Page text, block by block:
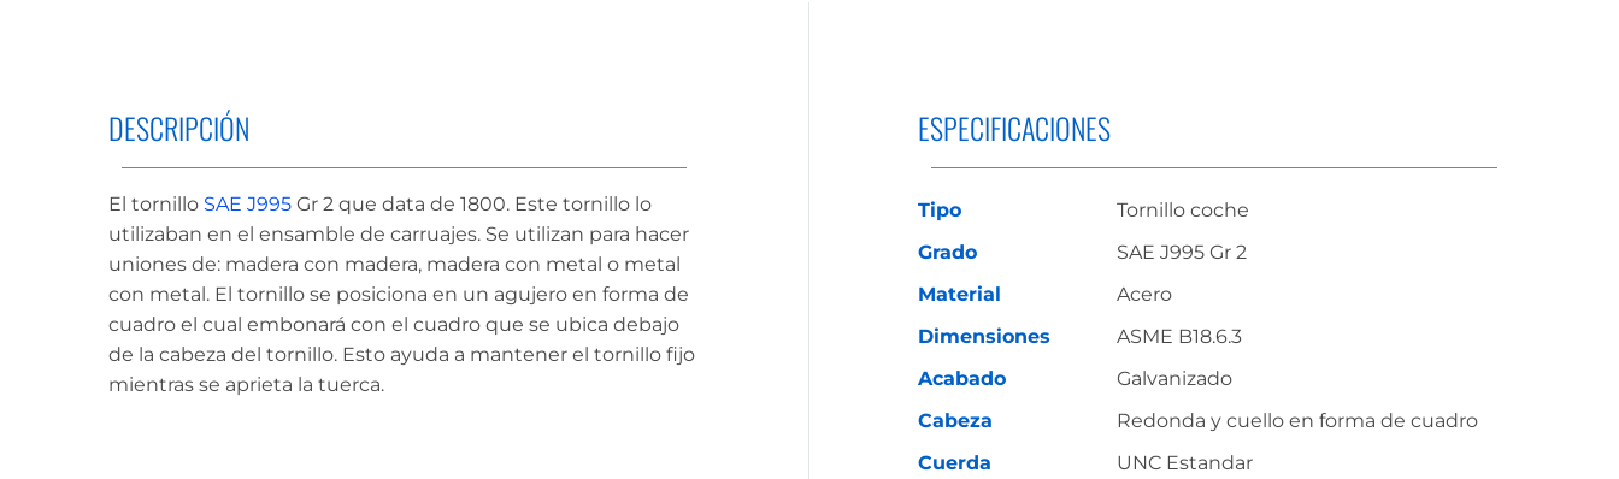
DESCRIPCIÓN
El tornillo SAE J995 Gr 2 que data de 1800. Este tornillo lo
utilizaban en el ensamble de carruajes. Se utilizan para hacer
uniones de: madera con madera, madera con metal o metal
con metal. El tornillo se posiciona en un agujero en forma de
cuadro el cual embonará con el cuadro que se ubica debajo
de la cabeza del tornillo. Esto ayuda a mantener el tornillo fijo
mientras se aprieta la tuerca.
ESPECIFICACIONES
Tipo
Tornillo coche
Grado
SAE J995 Gr 2
Material
Acero
Dimensiones
ASME B18.6.3
Acabado
Galvanizado
Cabeza
Redonda y cuello en forma de cuadro
Cuerda
UNC Estandar